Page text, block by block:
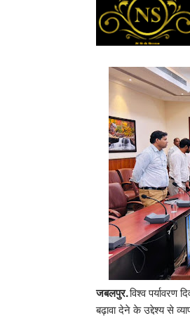
जबलपुर.विश्व
बढ़ावा देने के उद्देश्य से